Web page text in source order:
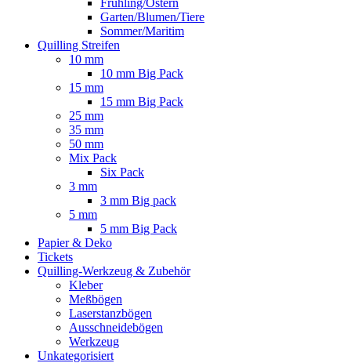
Frühling/Ostern
Garten/Blumen/Tiere
Sommer/Maritim
Quilling Streifen
10 mm
10 mm Big Pack
15 mm
15 mm Big Pack
25 mm
35 mm
50 mm
Mix Pack
Six Pack
3 mm
3 mm Big pack
5 mm
5 mm Big Pack
Papier & Deko
Tickets
Quilling-Werkzeug & Zubehör
Kleber
Meßbögen
Laserstanzbögen
Ausschneidebögen
Werkzeug
Unkategorisiert